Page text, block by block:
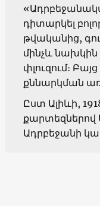
դիտարկել
թվականից,
մինչև նախկին
փլուզում։
քննարկման
Ըստ Ալիևի,
քարտեզներով
Ադրբեջանի